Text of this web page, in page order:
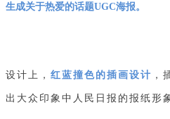
生成关于热爱的话题UGC海报。
设计上， 红蓝撞色的插画设计 ，
出大众印象中人民日报的报纸形